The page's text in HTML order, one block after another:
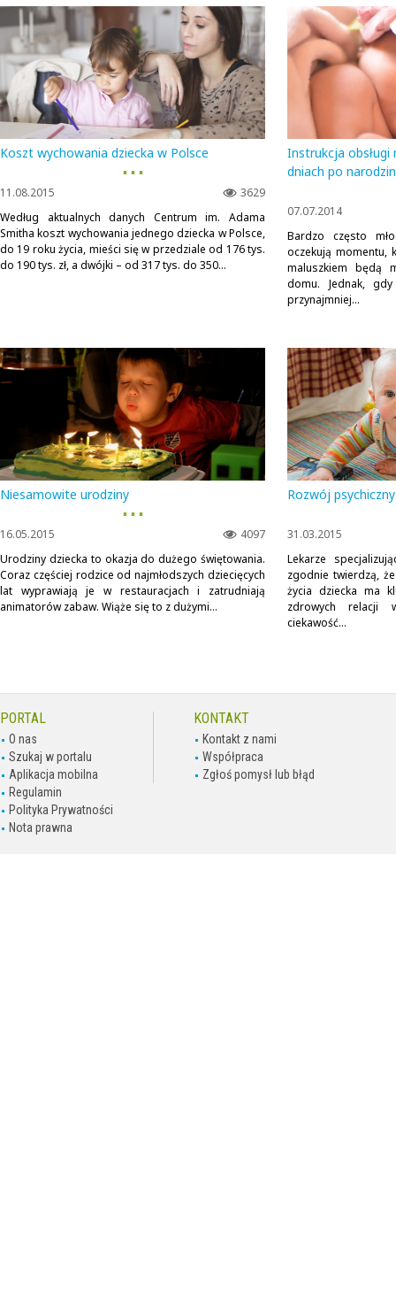
Koszt wychowania dziecka w Polsce
▪ ▪ ▪
3629
11.08.2015
Według aktualnych danych Centrum im. Adama
Smitha koszt wychowania jednego dziecka w Polsce,
do 19 roku życia, mieści się w przedziale od 176 tys.
do 190 tys. zł, a dwójki – od 317 tys. do 350...
Instrukcja
dniach po
07.07.2014
Bardzo często
oczekują momentu,
maluszkiem będą
domu. Jednak,
przynajmniej...
Niesamowite urodziny
▪ ▪ ▪
4097
16.05.2015
Urodziny dziecka to okazja do dużego świętowania.
Coraz częściej rodzice od najmłodszych dziecięcych
lat wyprawiają je w restauracjach i zatrudniają
animatorów zabaw. Wiąże się to z dużymi...
Rozwój
31.03.2015
Lekarze
zgodnie twierdzą,
życia dziecka ma
zdrowych relacji
ciekawość...
PORTAL
O nas
Szukaj w portalu
Aplikacja mobilna
Regulamin
Polityka Prywatności
Nota prawna
KONTAKT
Kontakt z nami
Współpraca
Zgłoś pomysł lub błąd